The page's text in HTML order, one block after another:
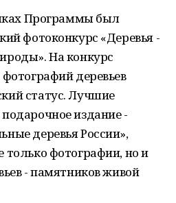
Программы был
фотоконкурс «Деревья -
На конкурс
деревьев
статус. Лучшие
издание -
деревья России»,
фотографии, но и
- памятников живой